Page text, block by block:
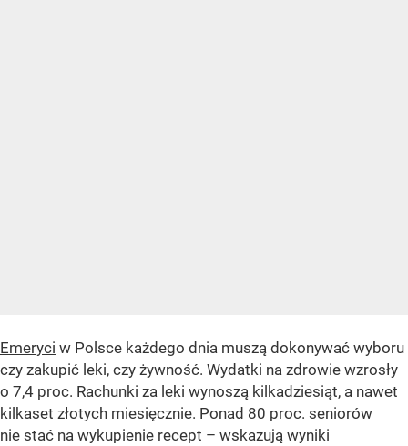
Emeryci w Polsce każdego dnia muszą dokonywać wyboru
czy zakupić leki, czy żywność. Wydatki na zdrowie wzrosły
o 7,4 proc. Rachunki za leki wynoszą kilkadziesiąt, a nawet
kilkaset złotych miesięcznie. Ponad 80 proc. seniorów
nie stać na wykupienie recept – wskazują wyniki